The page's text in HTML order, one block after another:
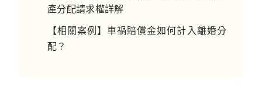
產分配請求權詳解
【相關案例】車禍賠償金如何計入離婚分
配？